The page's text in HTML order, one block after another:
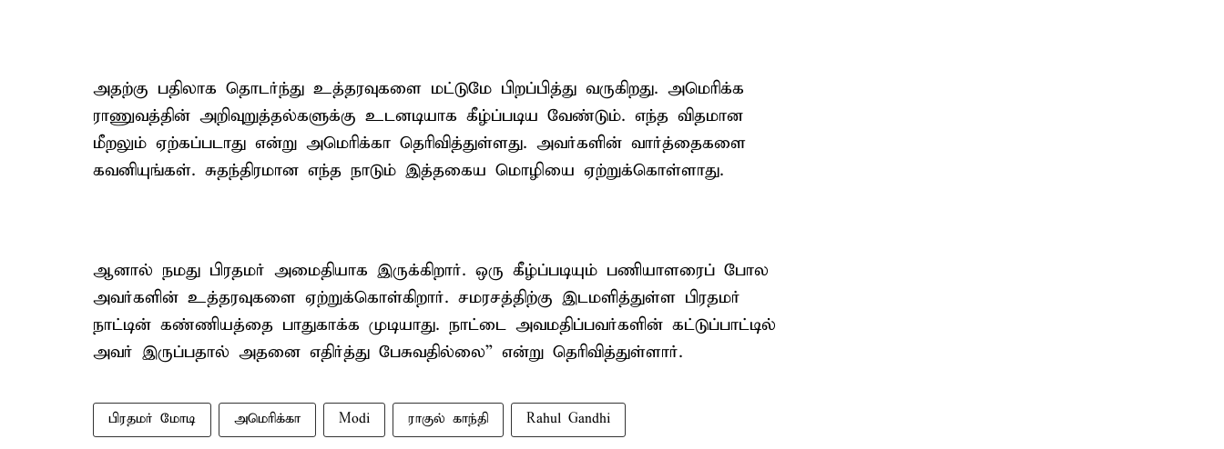
அதற்கு பதிலாக தொடர்ந்து உத்தரவுகளை மட்டுமே பிறப்பித்து வருகிறது. அமெரிக்க
ராணுவத்தின் அறிவுறுத்தல்களுக்கு உடனடியாக கீழ்ப்படிய வேண்டும். எந்த விதமான
மீறலும் ஏற்கப்படாது என்று அமெரிக்கா தெரிவித்துள்ளது. அவர்களின் வார்த்தைகளை
கவனியுங்கள். சுதந்திரமான எந்த நாடும் இத்தகைய மொழியை ஏற்றுக்கொள்ளாது.
ஆனால் நமது பிரதமர் அமைதியாக இருக்கிறார். ஒரு கீழ்ப்படியும் பணியாளரைப் போல
அவர்களின் உத்தரவுகளை ஏற்றுக்கொள்கிறார். சமரசத்திற்கு இடமளித்துள்ள பிரதமர்
நாட்டின் கண்ணியத்தை பாதுகாக்க முடியாது. நாட்டை அவமதிப்பவர்களின் கட்டுப்பாட்டில்
அவர் இருப்பதால் அதனை எதிர்த்து பேசுவதில்லை” என்று தெரிவித்துள்ளார்.
பிரதமர் மோடி அமெரிக்கா Modi ராகுல் காந்தி Rahul Gandhi